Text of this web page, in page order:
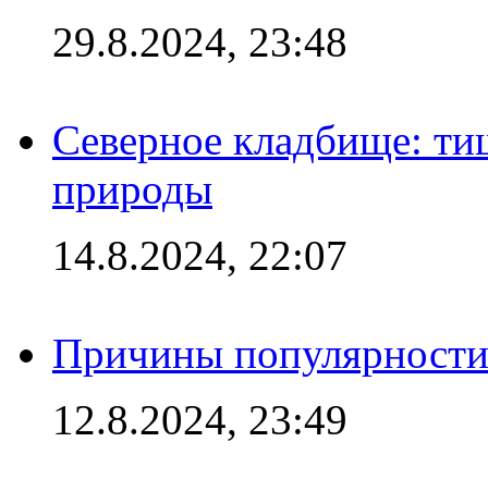
29.8.2024, 23:48
Северное кладбище:
природы
14.8.2024, 22:07
Причины
12.8.2024, 23:49